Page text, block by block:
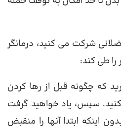
شرکت می کنید، درمانگر
طی کند:
که چگونه قبل از رها کردن
سپس، یاد خواهید گرفت
اینکه ابتدا آنها را منقبض